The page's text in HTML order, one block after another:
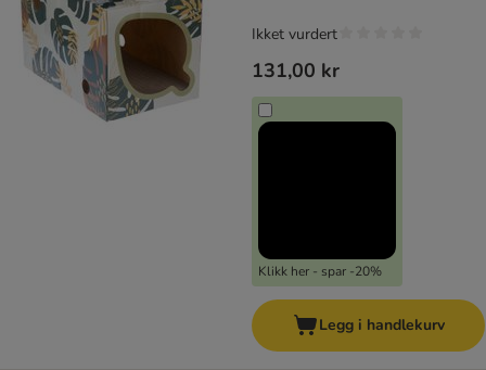
131,00 kr
Klikk her - spar -20%
Ikket vurdert
Legg i handlekurv